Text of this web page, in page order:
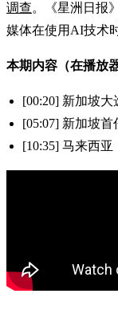
调查。《星洲日报
媒体在使用AI技术
本期内容（在播放
[00:20] 新加坡大
[05:07] 新加坡
[10:35] 马来西